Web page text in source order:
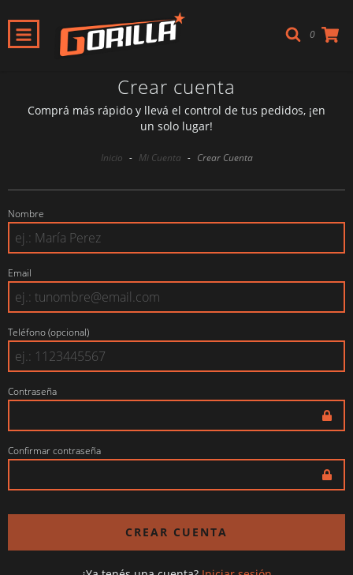
0
Crear cuenta
Comprá más rápido y llevá el control de tus pedidos, ¡en
un solo lugar!
Inicio - Mi Cuenta - Crear Cuenta
Nombre
Email
Teléfono (opcional)
Contraseña
Confirmar contraseña